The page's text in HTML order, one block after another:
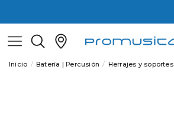
Inicio Batería | Percusión Herrajes y soportes